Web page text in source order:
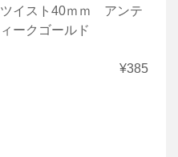
ツイスト40ｍｍ アンテ
ィークゴールド
¥385